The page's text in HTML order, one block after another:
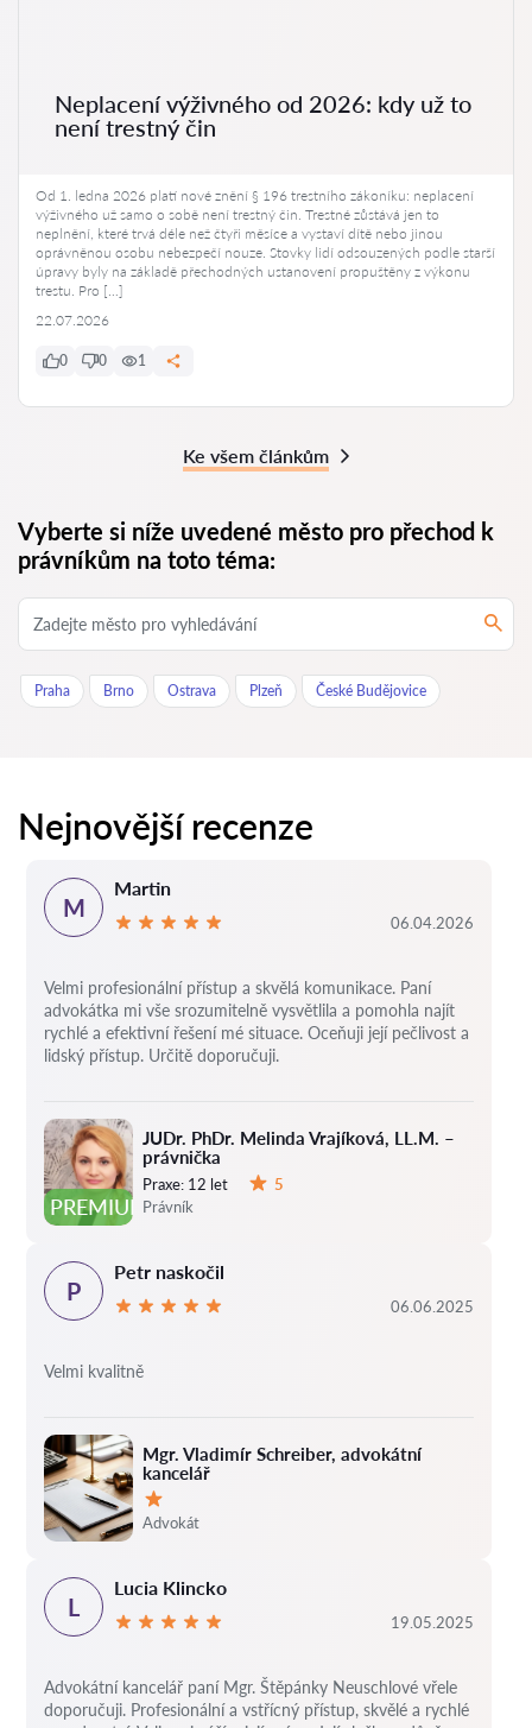
Neplacení výživného od 2026: kdy už to
není trestný čin
Od 1. ledna 2026 platí nové znění § 196 trestního zákoníku: neplacení
výživného už samo o sobě není trestný čin. Trestné zůstává jen to
neplnění, které trvá déle než čtyři měsíce a vystaví dítě nebo jinou
oprávněnou osobu nebezpečí nouze. Stovky lidí odsouzených podle starší
úpravy byly na základě přechodných ustanovení propuštěny z výkonu
trestu. Pro […]
22.07.2026
0 0 1
Ke všem článkům
Vyberte si níže uvedené město pro přechod k
právníkům na toto téma:
Praha Brno Ostrava Plzeň České Budějovice
Nejnovější recenze
PREMIUM
JUDr. PhDr. Melinda Vrajíková, LL.M. –
právnička
Praxe: 12 let
5
Právník
M
Martin
06.04.2026
Velmi profesionální přístup a skvělá komunikace. Paní
advokátka mi vše srozumitelně vysvětlila a pomohla najít
rychlé a efektivní řešení mé situace. Oceňuji její pečlivost a
lidský přístup. Určitě doporučuji.
Mgr. Vladimír Schreiber, advokátní
kancelář
Hodnocení:
Advokát
P
Petr naskočil
06.06.2025
Velmi kvalitně
L
Lucia Klincko
19.05.2025
Advokátní kancelář paní Mgr. Štěpánky Neuschlové vřele
doporučuji. Profesionální a vstřícný přístup, skvělé a rychlé